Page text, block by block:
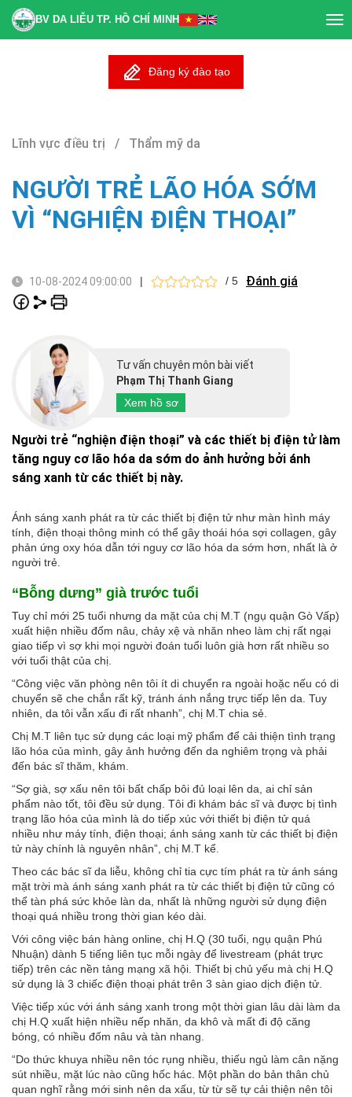
BV DA LIỄU TP. HỒ CHÍ MINH
Đăng ký đào tạo
Lĩnh vực điều trị / Thẩm mỹ da
NGƯỜI TRẺ LÃO HÓA SỚM
VÌ “NGHIỆN ĐIỆN THOẠI”
10-08-2024 09:00:00 | / 5 Đánh giá
Tư vấn chuyên môn bài viết
Phạm Thị Thanh Giang
Xem hồ sơ
Người trẻ “nghiện điện thoại” và các thiết bị điện tử làm
tăng nguy cơ lão hóa da sớm do ảnh hưởng bởi ánh
sáng xanh từ các thiết bị này.
Ánh sáng xanh phát ra từ các thiết bị điện tử như màn hình máy
tính, điện thoại thông minh có thể gây thoái hóa sợi collagen, gây
phản ứng oxy hóa dẫn tới nguy cơ lão hóa da sớm hơn, nhất là ở
người trẻ.
“Bỗng dưng” già trước tuổi
Tuy chỉ mới 25 tuổi nhưng da mặt của chị M.T (ngụ quận Gò Vấp)
xuất hiện nhiều đốm nâu, chảy xệ và nhăn nheo làm chị rất ngại
giao tiếp vì sợ khi mọi người đoán tuổi luôn già hơn rất nhiều so
với tuổi thật của chị.
“Công việc văn phòng nên tôi ít di chuyển ra ngoài hoặc nếu có di
chuyển sẽ che chắn rất kỹ, tránh ánh nắng trực tiếp lên da. Tuy
nhiên, da tôi vẫn xấu đi rất nhanh”, chị M.T chia sẻ.
Chị M.T liên tục sử dụng các loại mỹ phẩm để cải thiện tình trạng
lão hóa của mình, gây ảnh hưởng đến da nghiêm trọng và phải
đến bác sĩ thăm, khám.
“Sợ già, sợ xấu nên tôi bất chấp bôi đủ loại lên da, ai chỉ sản
phẩm nào tốt, tôi đều sử dụng. Tôi đi khám bác sĩ và được bị tình
trạng lão hóa của mình là do tiếp xúc với thiết bị điện tử quá
nhiều như máy tính, điện thoại; ánh sáng xanh từ các thiết bị điện
tử này chính là nguyên nhân”, chị M.T kể.
Theo các bác sĩ da liễu, không chỉ tia cực tím phát ra từ ánh sáng
mặt trời mà ánh sáng xanh phát ra từ các thiết bị điện tử cũng có
thể tàn phá sức khỏe làn da, nhất là những người sử dụng điện
thoại quá nhiều trong thời gian kéo dài.
Với công việc bán hàng online, chị H.Q (30 tuổi, ngụ quận Phú
Nhuận) dành 5 tiếng liên tục mỗi ngày để livestream (phát trực
tiếp) trên các nền tảng mạng xã hội. Thiết bị chủ yếu mà chị H.Q
sử dụng là 3 chiếc điện thoại phát trên 3 sàn giao dịch điện tử.
Việc tiếp xúc với ánh sáng xanh trong một thời gian lâu dài làm da
chị H.Q xuất hiện nhiều nếp nhăn, da khô và mất đi độ căng
bóng, có nhiều đốm nâu và tàn nhang.
“Do thức khuya nhiều nên tóc rụng nhiều, thiếu ngủ làm cân nặng
sút nhiều, mặt lúc nào cũng hốc hác. Một phần do bản thân chủ
quan nghĩ rằng mới sinh nên da xấu, từ từ sẽ tự cải thiện nên tôi